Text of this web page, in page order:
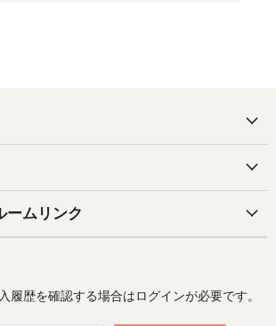
ームリンク
履歴を確認する場合はログインが必要です。